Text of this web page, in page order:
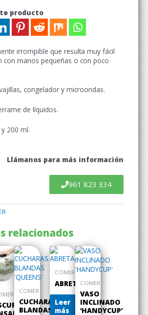
producto
irrompible que resulta muy fácil
con manos pequeñas o con poco
congelador y microondas.
de líquidos.
200 ml.
Llámanos para más información
961 823 334
relacionados
COMER
CUCHARAS
BLANDAS
COMER
ABRETARROS
Leer
más
COMER
VASO
INCLINADO
‘HANDYCUP’